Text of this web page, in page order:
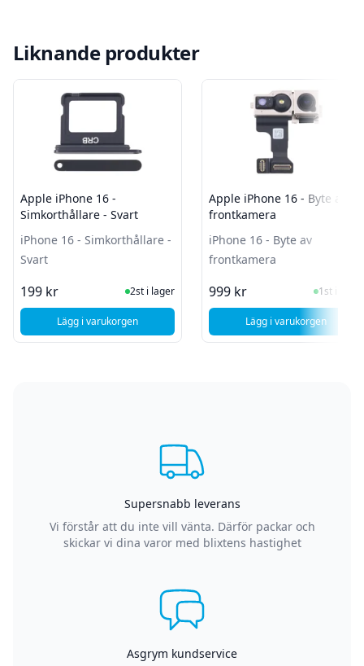
Liknande produkter
Apple iPhone 16 -
Simkorthållare - Svart
iPhone 16 - Simkorthållare -
Svart
199 kr I Lager
2st i lager
Lägg i varukorgen, Apple iPhone 16 - Simkorthållare - Svart
Apple iPhone 16 - Byte av
frontkamera
iPhone 16 - Byte av
frontkamera
999 kr I Lager
1st i lager
Lägg i varukorgen
, Apple iPhone
Supersnabb leverans
Vi förstår att du inte vill vänta. Därför packar och
skickar vi dina varor med blixtens hastighet
Asgrym kundservice